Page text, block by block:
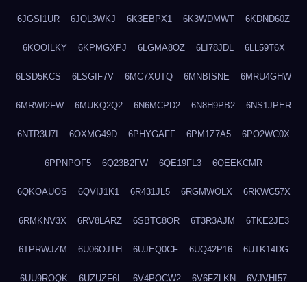
6JGSI1UR 6JQL3WKJ 6K3EBPX1 6K3WDMWT 6KDND60Z
6KOOILKY 6KPMGXPJ 6LGMA8OZ 6LI78JDL 6LL59T6X
6LSD5KCS 6LSGIF7V 6MC7XUTQ 6MNBISNE 6MRU4GHW
6MRWI2FW 6MUKQ2Q2 6N6MCPD2 6N8H9PB2 6NS1JPER
6NTR3U7I 6OXMG49D 6PHYGAFF 6PM1Z7A5 6PO2WC0X
6PPNPOF5 6Q23B2FW 6QE19FL3 6QEEKCMR
6QKOAUOS 6QVIJ1K1 6R431JL5 6RGMWOLX 6RKWC57X
6RMKNV3X 6RV8LARZ 6SBTC8OR 6T3R3AJM 6TKE2JE3
6TPRWJZM 6U06OJTH 6UJEQ0CF 6UQ42P16 6UTK14DG
6UU9ROQK 6UZUZF6L 6V4POCW2 6V6FZLKN 6VJVHI57